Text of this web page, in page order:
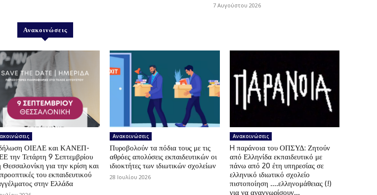
7 Αυγούστου 2026
Ανακοινώσεις
ΟΙΕΛΕ και ΚΑΝΕΠ-
την Τετάρτη 9 Σεπτεμβρίου
Θεσσαλονίκη για την κρίση και
προοπτικές του εκπαιδευτικού
στην Ελλάδα
Ανακοινώσεις
Πυροβολούν τα πόδια τους με τις
αθρόες απολύσεις εκπαιδευτικών οι
ιδιοκτήτες των ιδιωτικών σχολείων
28 Ιουλίου 2026
Ανακοινώσεις
H παράνοια του ΟΠΣΥΔ: Ζητούν
από Ελληνίδα εκπαιδευτικό με
πάνω από 20 έτη υπηρεσίας σε
ελληνικό ιδιωτικό σχολείο
πιστοποίηση ….ελληνομάθειας (!)
για να αναγνωρίσουν...